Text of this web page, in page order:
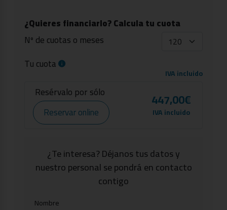
¿Quieres financiarlo? Calcula tu cuota
Nº de cuotas o meses
Tu cuota
IVA incluido
Resérvalo por sólo
Reservar online
447,00€
IVA incluido
¿Te interesa? Déjanos tus datos y
nuestro personal se pondrá en contacto
contigo
Nombre